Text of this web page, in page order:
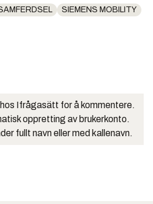
SIEMENS MOBILITY
Ifrågasätt for å kommentere.
oppretting av brukerkonto.
fullt navn eller med kallenavn.